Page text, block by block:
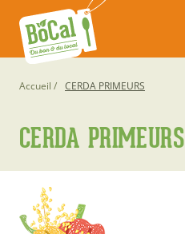
contenu
principal
Fil
d'Ariane
Accueil CERDA PRIMEURS
CERDA PRIMEURS